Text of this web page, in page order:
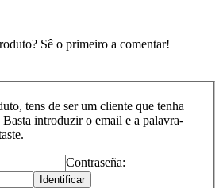
Sê o primeiro a comentar!
tens de ser um cliente que tenha
introduzir o email e a palavra-
Contraseña:
Identificar